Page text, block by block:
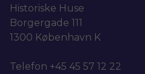
Historiske Huse
Borgergade 111
1300 København K
Telefon +45 45 57 12 22